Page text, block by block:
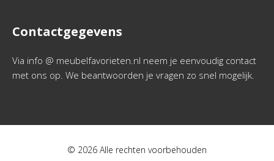
Contactgegevens
Via info @ meubelfavorieten.nl neem je eenvoudig contact
met ons op. We beantwoorden je vragen zo snel mogelijk.
© 2026 Alle rechten voorbehouden